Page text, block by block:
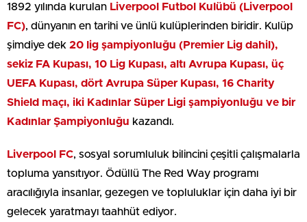
1892 yılında kurulan Liverpool Futbol Kulübü (Liverpool
FC), dünyanın en tarihi ve ünlü kulüplerinden biridir. Kulüp
şimdiye dek 20 lig şampiyonluğu (Premier Lig dahil),
sekiz FA Kupası, 10 Lig Kupası, altı Avrupa Kupası, üç
UEFA Kupası, dört Avrupa Süper Kupası, 16 Charity
Shield maçı, iki Kadınlar Süper Ligi şampiyonluğu ve bir
Kadınlar Şampiyonluğu kazandı.
Liverpool FC, sosyal sorumluluk bilincini çeşitli çalışmalarla
topluma yansıtıyor. Ödüllü The Red Way programı
aracılığıyla insanlar, gezegen ve topluluklar için daha iyi bir
gelecek yaratmayı taahhüt ediyor.